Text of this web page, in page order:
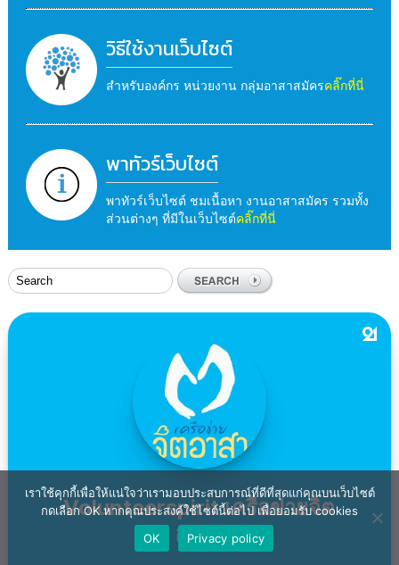
วิธีใช้งานเว็บไซต์
สำหรับองค์กร หน่วยงาน กลุ่มอาสาสมัครคลิ๊กที่นี่
พาทัวร์เว็บไซต์
พาทัวร์เว็บไซต์ ชมเนื้อหา งานอาสาสมัคร รวมทั้ง
ส่วนต่างๆ ที่มีในเว็บไซต์คลิ๊กที่นี่
เราใช้คุกกี้เพื่อให้แน่ใจว่าเรามอบประสบการณ์ที่ดีที่สุดแก่คุณบนเว็บไซต์
กดเลือก OK หากคุณประสงค์ใช้ไซต์นี้ต่อไป เพื่อยอมรับ cookies
OK
Privacy policy